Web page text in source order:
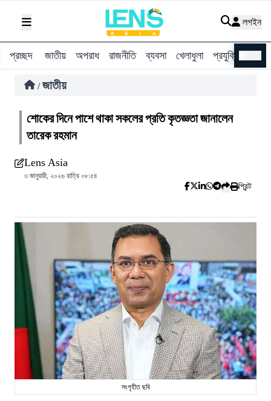
লগইন
প্রচ্ছদ জাতীয় অপরাধ রাজনীতি ব্যবসা খেলাধুলা প্রযুক্তি
/ জাতীয়
শোকের দিনে পাশে থাকা সকলের প্রতি কৃতজ্ঞতা জানালেন
তারেক রহমান
Lens Asia
৩ জানুয়ারী, ২০২৬ রাত্রি ০৮:৫৪
প্রিন্ট
সংগৃহীত ছবি